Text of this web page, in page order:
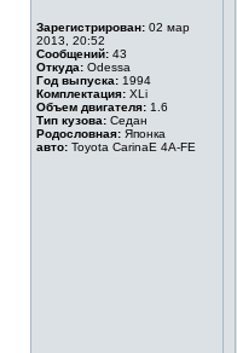
Зарегистрирован: 02 мар
2013, 20:52
Сообщений: 43
Откуда: Odessa
Год выпуска: 1994
Комплектация: XLi
Объем двигателя: 1.6
Тип кузова: Седан
Родословная: Японка
авто: Toyota CarinaE 4A-FE